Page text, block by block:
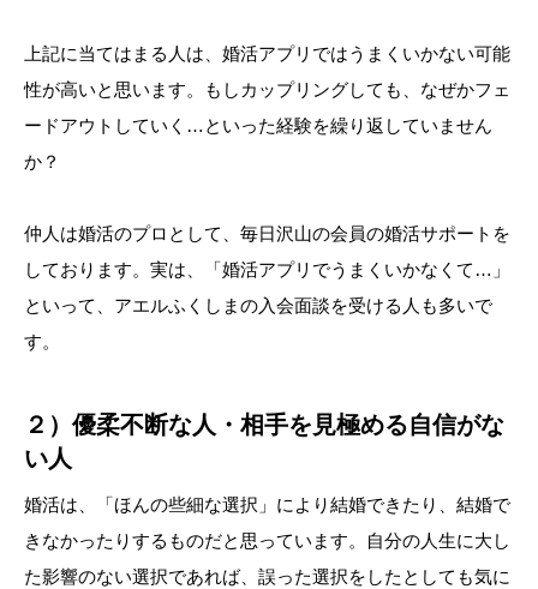
上記に当てはまる人は、婚活アプリではうまくいかない可能
性が高いと思います。もしカップリングしても、なぜかフェ
ードアウトしていく…といった経験を繰り返していません
か？
仲人は婚活のプロとして、毎日沢山の会員の婚活サポートを
しております。実は、「婚活アプリでうまくいかなくて…」
といって、アエルふくしまの入会面談を受ける人も多いで
す。
２）優柔不断な人・相手を見極める自信がな
い人
婚活は、「ほんの些細な選択」により結婚できたり、結婚で
きなかったりするものだと思っています。自分の人生に大し
た影響のない選択であれば、誤った選択をしたとしても気に